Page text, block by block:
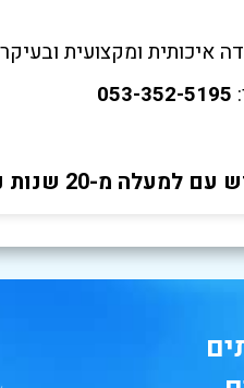
איכותית ומקצועית
053-352-5195
מ-20 שנות ניסיון